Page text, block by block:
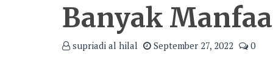
Banyak
supriadi al hilal September 27, 2022 0